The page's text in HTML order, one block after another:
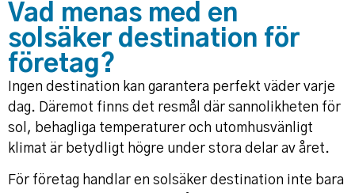
Vad menas med en
solsäker destination för
företag?
Ingen destination kan garantera perfekt väder varje
dag. Däremot finns det resmål där sannolikheten för
sol, behagliga temperaturer och utomhusvänligt
klimat är betydligt högre under stora delar av året.
För företag handlar en solsäker destination inte bara